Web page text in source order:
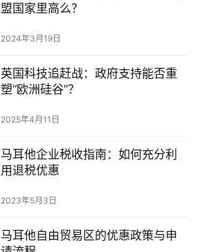
盟国家里高么？
2024年3月19日
英国科技追赶战：政府支持能否重
塑“欧洲硅谷”？
2025年4月11日
马耳他企业税收指南：如何充分利
用退税优惠
2023年5月3日
马耳他自由贸易区的优惠政策与申